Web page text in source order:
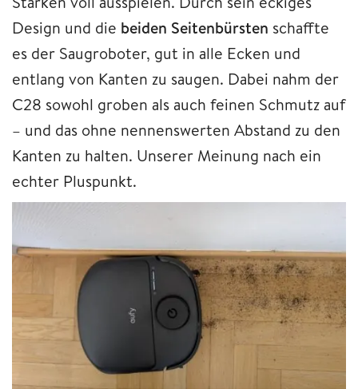
Design und die beiden Seitenbürsten schaffte
es der Saugroboter, gut in alle Ecken und
entlang von Kanten zu saugen. Dabei nahm der
C28 sowohl groben als auch feinen Schmutz auf
– und das ohne nennenswerten Abstand zu den
Kanten zu halten. Unserer Meinung nach ein
echter Pluspunkt.